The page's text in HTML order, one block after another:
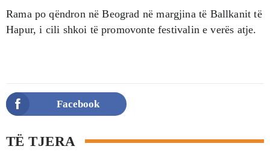
Rama po qëndron në Beograd në margjina të Ballkanit të
Hapur, i cili shkoi të promovonte festivalin e verës atje.
Facebook
TË TJERA